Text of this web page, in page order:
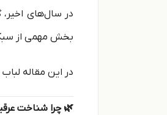
در سال‌های
بخش مهمی از سبک
در این مقاله
🌿 چرا شناخت